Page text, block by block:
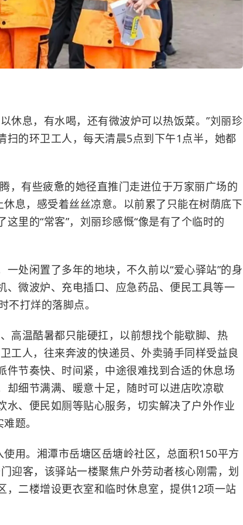
休息，有水喝，还有微波炉可以热饭菜。”刘丽珍
扫的环卫工人，每天清晨5点到下午1点半，她都
，有些疲惫的她径直推门走进位于万家丽广场的
休息，感受着丝丝凉意。以前累了只能在树荫底下
里的“常客”，刘丽珍感慨“像是有了个临时的
处闲置了多年的地块，不久前以“爱心驿站”的身
、微波炉、充电插口、应急药品、便民工具等一
不打烊的落脚点。
高温酷暑都只能硬扛，以前想找个能歇脚、热
工人，往来奔波的快递员、外卖骑手同样受益良
件节奏快、时间紧，中途很难找到合适的休息场
却细节满满、暖意十足，随时可以进店吹凉歇
水、便民如厕等贴心服务，切实解决了户外作业
题。
使用。湘潭市岳塘区岳塘岭社区，总面积150平方
迎客，该驿站一楼聚焦户外劳动者核心刚需，划
，二楼增设更衣室和临时休息室，提供12项一站